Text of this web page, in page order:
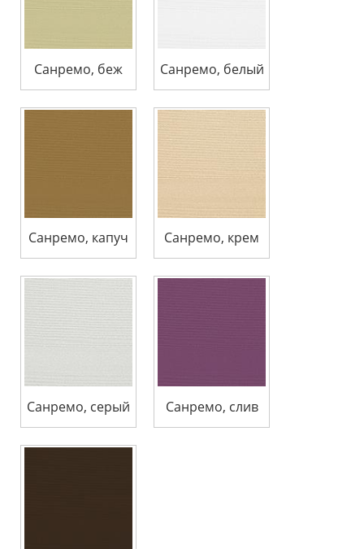
Санремо, беж Санремо, белый
Санремо, капуч Санремо, крем
Санремо, серый Санремо, слив